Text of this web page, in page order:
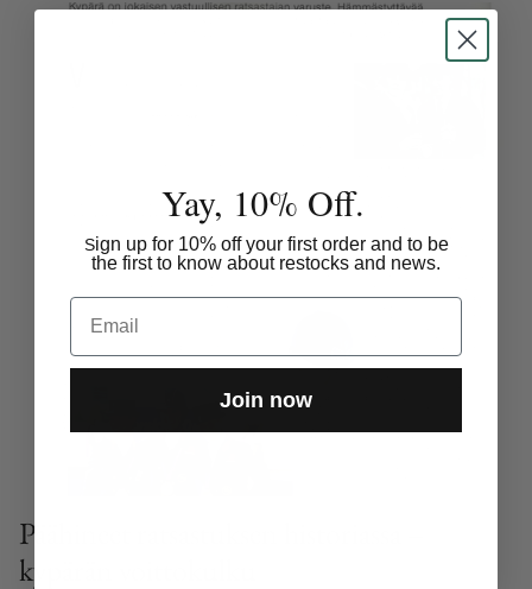
Päähineet ratsastuksen historiassa –
kypärän voittokulku
Yay, 10% Off.
Sign up for 10% off your first order and to be
the first to know about restocks and news.
Email
Join now